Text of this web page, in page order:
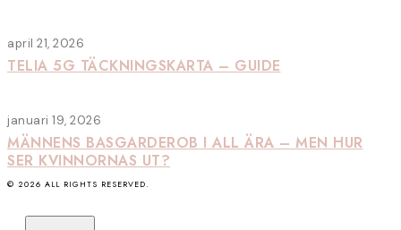
april 21, 2026
TELIA 5G TÄCKNINGSKARTA – GUIDE
januari 19, 2026
MÄNNENS BASGARDEROB I ALL ÄRA – MEN HUR
SER KVINNORNAS UT?
© 2026 ALL RIGHTS RESERVED.